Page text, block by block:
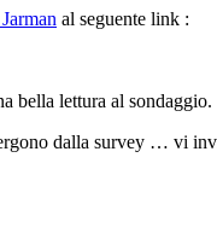
al seguente link :
bella lettura al sondaggio.
dalla survey … vi